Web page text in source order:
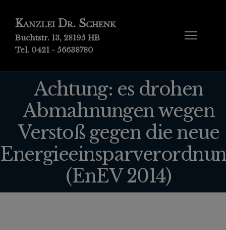
Kanzlei Dr. Schenk
Buchtstr. 13, 28195 HB
Tel. 0421 - 56638780
Achtung: es drohen
Abmahnungen wegen
Verstoß gegen die neue
(EnEV 2014)